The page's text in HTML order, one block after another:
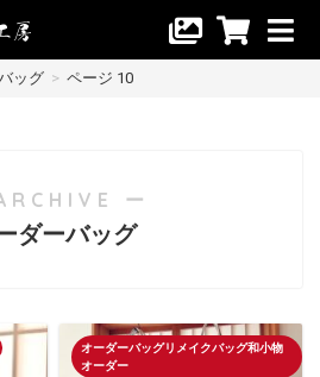
ッグ > ページ 10
ー
ダーバッグ
オーダーバッグリメイクバッグ和小物
オーダー